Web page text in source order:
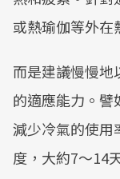
或熱瑜伽等外在
而是建議慢慢
的適應能力。譬
減少冷氣的使用
度，大約7～14